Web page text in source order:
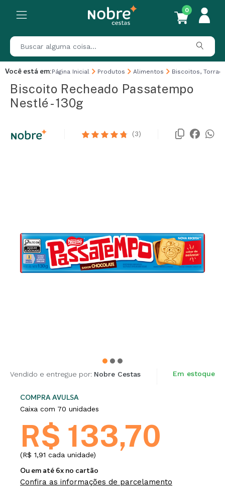
0
Você está em:Página Inicial Produtos Alimentos Biscoitos,
Biscoito Recheado Passatempo
Nestlé - 130g
(3)
Vendido e entregue por: Nobre Cestas Em estoque
COMPRA AVULSA
Caixa com 70 unidades
R$ 133,70
(R$ 1,91 cada unidade)
Ou em até 6x no cartão
Confira as informações de parcelamento